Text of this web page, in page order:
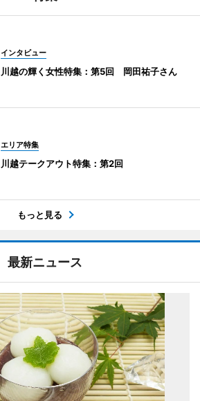
インタビュー
川越の輝く女性特集：第5回 岡田祐子さん
エリア特集
川越テークアウト特集：第2回
もっと見る
最新ニュース